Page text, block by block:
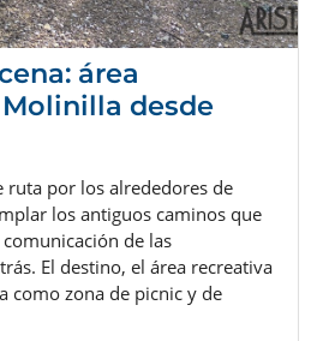
área
desde
ruta por los alrededores de
los antiguos caminos que
de las
El destino, el área recreativa
como zona de picnic y de